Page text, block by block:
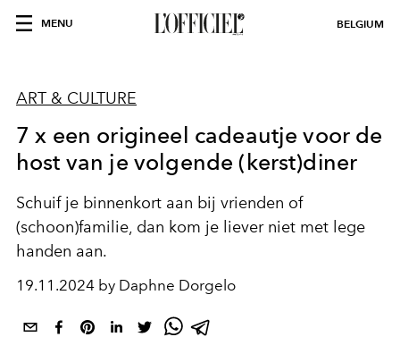
MENU BELGIUM
ART & CULTURE
7 x een origineel cadeautje voor de
host van je volgende (kerst)diner
Schuif je binnenkort aan bij vrienden of
(schoon)familie, dan kom je liever niet met lege
handen aan.
19.11.2024 by Daphne Dorgelo